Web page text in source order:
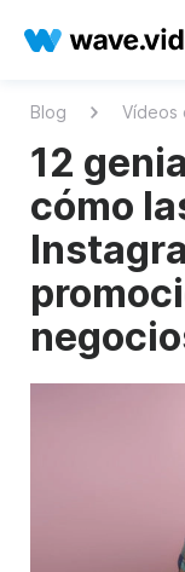
Blog Vídeos
12
cómo